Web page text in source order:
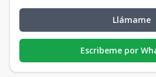
Llámame
Escribeme por